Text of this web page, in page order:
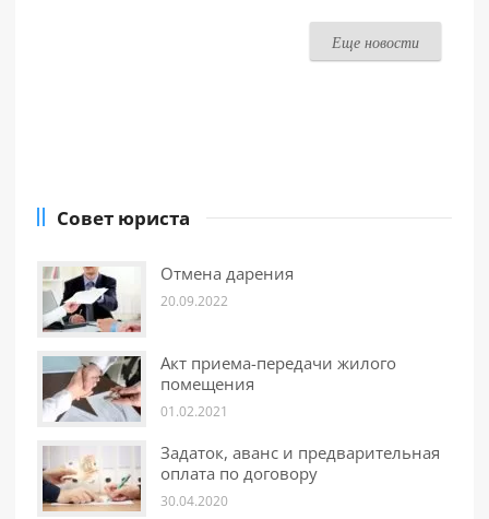
Еще новости
Совет юриста
Отмена дарения
20.09.2022
Акт приема-передачи жилого
помещения
01.02.2021
Задаток, аванс и предварительная
оплата по договору
30.04.2020